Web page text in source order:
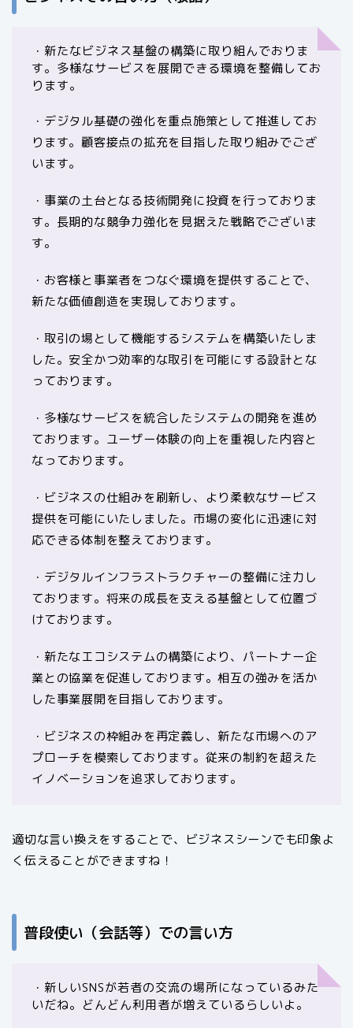
・新たなビジネス基盤の構築に取り組んでおりま
す。多様なサービスを展開できる環境を整備してお
ります。
・デジタル基礎の強化を重点施策として推進してお
ります。顧客接点の拡充を目指した取り組みでござ
います。
・事業の土台となる技術開発に投資を行っておりま
す。長期的な競争力強化を見据えた戦略でございま
す。
・お客様と事業者をつなぐ環境を提供することで、
新たな価値創造を実現しております。
・取引の場として機能するシステムを構築いたしま
した。安全かつ効率的な取引を可能にする設計とな
っております。
・多様なサービスを統合したシステムの開発を進め
ております。ユーザー体験の向上を重視した内容と
なっております。
・ビジネスの仕組みを刷新し、より柔軟なサービス
提供を可能にいたしました。市場の変化に迅速に対
応できる体制を整えております。
・デジタルインフラストラクチャーの整備に注力し
ております。将来の成長を支える基盤として位置づ
けております。
・新たなエコシステムの構築により、パートナー企
業との協業を促進しております。相互の強みを活か
した事業展開を目指しております。
・ビジネスの枠組みを再定義し、新たな市場へのア
プローチを模索しております。従来の制約を超えた
イノベーションを追求しております。
適切な言い換えをすることで、ビジネスシーンでも印象よ
く伝えることができますね！
普段使い（会話等）での言い方
・新しいSNSが若者の交流の場所になっているみた
いだね。どんどん利用者が増えているらしいよ。